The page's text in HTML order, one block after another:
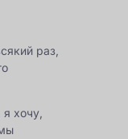
раз,
хочу,